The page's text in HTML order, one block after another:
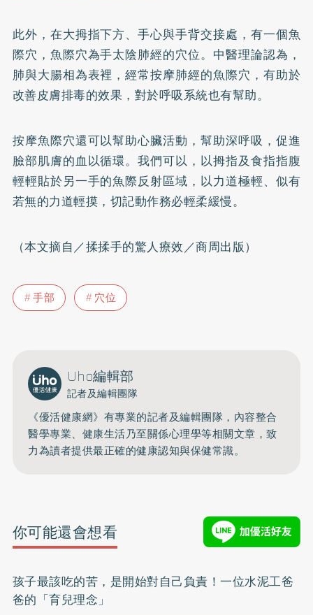
此外，在大拇指下方、手心與手背交接處，有一個魚
際穴，魚際穴為手太陰肺經的穴位。中醫理論認為，
肺與大腸相為表裡，經常按摩肺經的魚際穴，有助於
改善皮膚排毒的效果，對於呼吸系統也有幫助。
按摩魚際穴還可以幫助心臟活動，幫助深呼吸，促進
臉部肌膚的血以循環。我們可以，以拇指及食指指腹
輕輕貼於另一手的魚際反射區域，以力道極輕、似有
若無的力道輕摸，切記動作務必輕柔緩慢。
（本文摘自／揉揉手的驚人療效／商周出版）
手部 穴位
Uho編輯部
記者及編輯團隊
《優活健康網》有專業的記者及編輯團隊，內容整合
醫學專業、健康生活乃至關係心理學等相關文章，致
力為讀者提供最正確的健康認知與保健常識。
你可能還會想看
孩子最該吃的苦，是開始對自己負責！一位水泥工爸
爸的「育兒理念」